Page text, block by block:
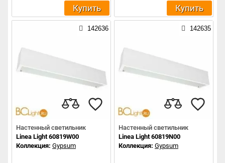
Купить Купить
142636
Настенный светильник
Linea Light 60819W00
Коллекция: Gypsum
142635
Настенный светильник
Linea Light 60819N00
Коллекция: Gypsum